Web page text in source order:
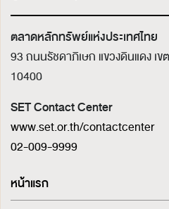
ตลาดหลักทรัพย์แห่งประเทศไทย
93 ถนนรัชดาภิเษก แขวงดินแดง เข
10400
SET Contact Center
www.set.or.th/contactcenter
02-009-9999
หน้าแรก